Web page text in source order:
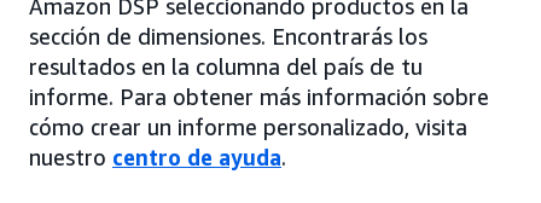
Amazon DSP seleccionando productos en la
sección de dimensiones. Encontrarás los
resultados en la columna del país de tu
informe. Para obtener más información sobre
cómo crear un informe personalizado, visita
nuestro centro de ayuda.